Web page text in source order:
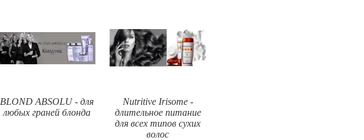
BLOND ABSOLU - для
любых граней блонда
Nutritive Irisome -
длительное питание
для всех типов сухих
волос